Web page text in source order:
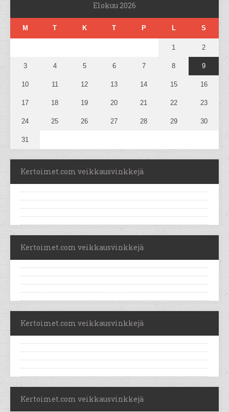
Elokuu 2026
M T K T P L S
1 2
3 4 5 6 7 8 9
10 11 12 13 14 15 16
17 18 19 20 21 22 23
24 25 26 27 28 29 30
31
Kertoimet.com veikkausvinkkejä
Kertoimet.com veikkausvinkkejä
Kertoimet.com veikkausvinkkejä
Kertoimet.com veikkausvinkkejä